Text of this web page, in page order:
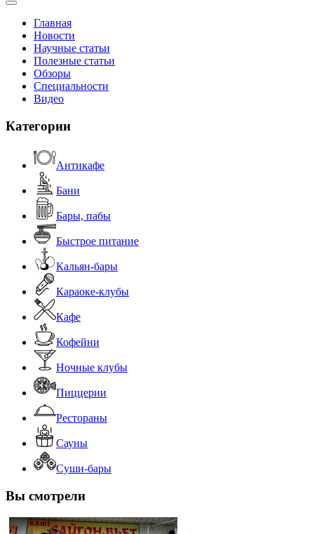
Главная
Новости
Научные статьи
Полезные статьи
Обзоры
Специальности
Видео
Категории
Антикафе
Бани
Бары, пабы
Быстрое питание
Кальян-бары
Караоке-клубы
Кафе
Кофейни
Ночные клубы
Пиццерии
Рестораны
Сауны
Суши-бары
Вы смотрели